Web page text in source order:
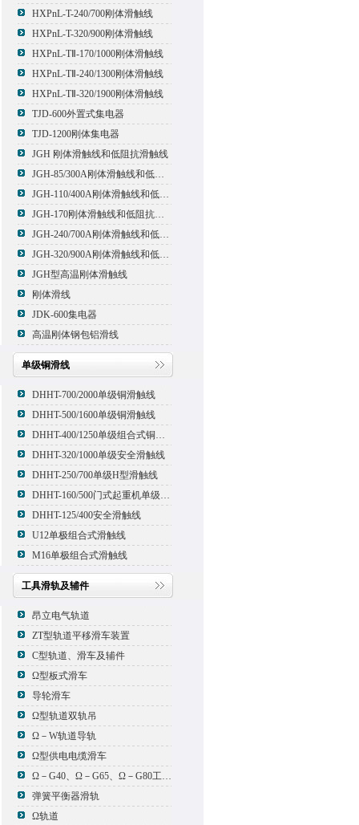
HXPnL-T-240/700刚体滑触线
HXPnL-T-320/900刚体滑触线
HXPnL-TⅡ-170/1000刚体滑触线
HXPnL-TⅡ-240/1300刚体滑触线
HXPnL-TⅡ-320/1900刚体滑触线
TJD-600外置式集电器
TJD-1200刚体集电器
JGH 刚体滑触线和低阻抗滑触线
JGH-85/300A刚体滑触线和低阻抗滑触线
JGH-110/400A刚体滑触线和低阻抗滑触线
JGH-170刚体滑触线和低阻抗滑触线
JGH-240/700A刚体滑触线和低阻抗滑触线
JGH-320/900A刚体滑触线和低阻抗滑触线
JGH型高温刚体滑触线
刚体滑线
JDK-600集电器
高温刚体钢包铝滑线
单级铜滑线
DHHT-700/2000单级铜滑触线
DHHT-500/1600单级铜滑触线
DHHT-400/1250单级组合式铜滑线,滑触线
DHHT-320/1000单级安全滑触线
DHHT-250/700单级H型滑触线
DHHT-160/500门式起重机单级组合式滑触线
DHHT-125/400安全滑触线
U12单极组合式滑触线
M16单极组合式滑触线
工具滑轨及辅件
昂立电气轨道
ZT型轨道平移滑车装置
C型轨道、滑车及辅件
Ω型板式滑车
导轮滑车
Ω型轨道双轨吊
Ω－W轨道导轨
Ω型供电电缆滑车
Ω－G40、Ω－G65、Ω－G80工具滑车
弹簧平衡器滑轨
Ω轨道